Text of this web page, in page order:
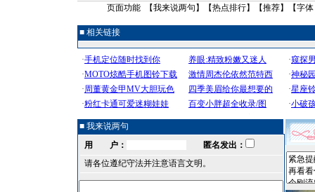
页面功能 【我来说两句 】【热点排行】【推荐】【字体
■ 相关链接
■ 我来说两句
用 户：
匿名发出：
请各位遵纪守法并注意语言文明。